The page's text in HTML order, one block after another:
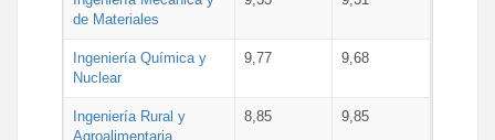
de Materiales
Ingeniería Química y
Nuclear
9,77 9,68
Ingeniería Rural y
Agroalimentaria
8,85 9,85